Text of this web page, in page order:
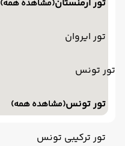
تور ارمنستان(مشاهده همه)
تور ایروان
تور تونس
تور تونس(مشاهده همه)
تور ترکیبی تونس